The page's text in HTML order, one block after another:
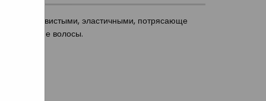
их шелковистыми, эластичными, потрясающе
тонкие волосы.